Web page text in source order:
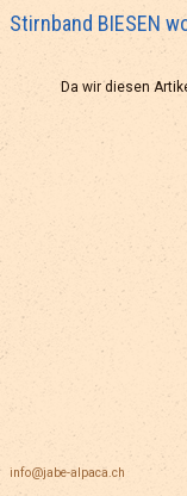
Stirnband BIESEN
Da wir diesen
info@jabe-alpaca.ch